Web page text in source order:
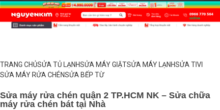
TRANG CHỦSỬA TỦ LẠNHSỬA MÁY GIẶTSỬA MÁY LẠNHSỬA TIVI
SỬA MÁY RỬA CHÉNSỬA BẾP TỪ
Sửa máy rửa chén quận 2 TP.HCM NK – Sửa chữa
máy rửa chén bát tại Nhà